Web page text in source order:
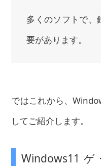
多くのソフトで、
要があります。
ではこれから、
してご紹介します。
Windows11